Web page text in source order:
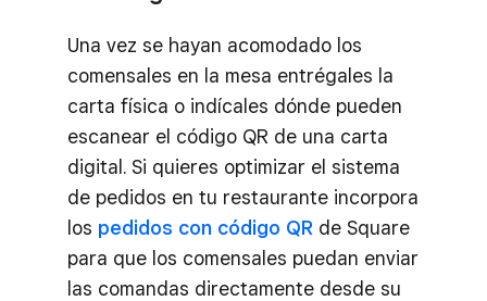
Una vez se hayan acomodado los
comensales en la mesa entrégales la
carta física o indícales dónde pueden
escanear el código QR de una carta
digital. Si quieres optimizar el sistema
de pedidos en tu restaurante incorpora
los pedidos con código QR de Square
para que los comensales puedan enviar
las comandas directamente desde su